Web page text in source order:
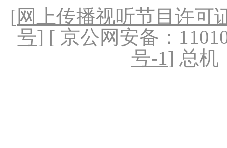
[网上传播视听节目许可
号] [ 京公网安备：
号-1] 总机